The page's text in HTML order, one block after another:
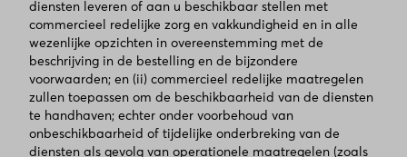
diensten leveren of aan u beschikbaar stellen met
commercieel redelijke zorg en vakkundigheid en in alle
wezenlijke opzichten in overeenstemming met de
beschrijving in de bestelling en de bijzondere
voorwaarden; en (ii) commercieel redelijke maatregelen
zullen toepassen om de beschikbaarheid van de diensten
te handhaven; echter onder voorbehoud van
onbeschikbaarheid of tijdelijke onderbreking van de
diensten als gevolg van operationele maatregelen (zoals